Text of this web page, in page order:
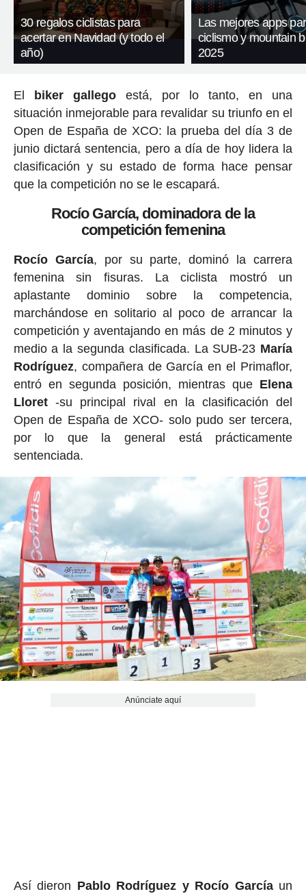
30 regalos ciclistas para
acertar en Navidad (y todo el
año)
Las mejores apps
ciclismo y mountain
2025
El biker gallegoestá, por lo tanto, en una
situación inmejorable para revalidar su triunfo en el
Open de España de XCO: la prueba del día 3 de
junio dictará sentencia, pero a día de hoy lidera la
clasificación y su estado de forma hace pensar
que la competición no se le escapará.
Rocío García, dominadora de la
competición femenina
Rocío García, por su parte, dominó la carrera
femenina sin fisuras. La ciclista mostró un
aplastante dominio sobre la competencia,
marchándose en solitario al poco de arrancar la
competición y aventajando en más de 2 minutos y
medio a la segunda clasificada. La SUB-23 María
Rodríguez, compañera de García en el Primaflor,
entró en segunda posición, mientras que Elena
Lloret-su principal rival en la clasificación del
Open de España de XCO- solo pudo ser tercera,
por lo que la general está prácticamente
sentenciada.
Anúnciate aquí
Así dieron Pablo Rodríguez y Rocío Garcíaun